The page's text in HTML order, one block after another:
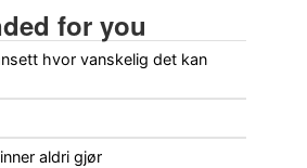
for you
hvor vanskelig det kan
aldri gjør